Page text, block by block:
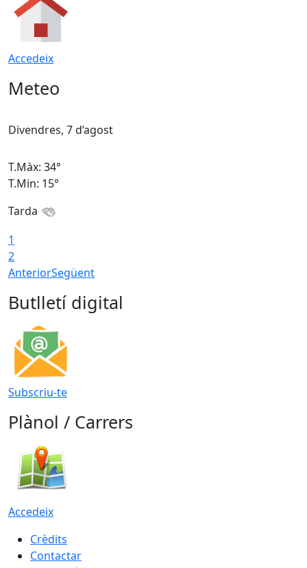
Accedeix
Meteo
Divendres, 7 d’agost
T.Màx: 34°
T.Min: 15°
Tarda
1
2
AnteriorSegüent
Butlletí digital
Subscriu-te
Plànol / Carrers
Accedeix
Crèdits
Contactar